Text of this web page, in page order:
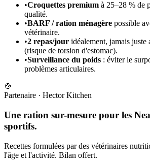
•Croquettes premium à 25–28 % de
qualité.
•BARF / ration ménagère possible
vétérinaire.
•2 repas/jour idéalement, jamais
(risque de torsion d'estomac).
•Surveillance du poids : éviter le
problèmes articulaires.
🍲
Partenaire · Hector Kitchen
Une ration sur-mesure pour les
sportifs.
Recettes formulées par des vétérinaires
l'âge et l'activité. Bilan offert.